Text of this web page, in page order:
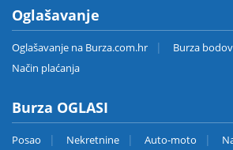
Oglašavanje
Oglašavanje na Burza.com.hr
Burza
Način plaćanja
Burza OGLASI
Posao Nekretnine Auto-moto